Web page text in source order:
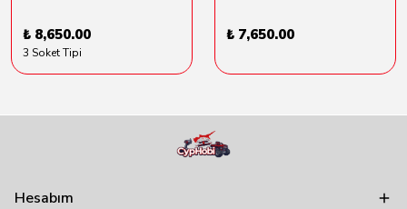
₺ 8,650.00
3 Soket Tipi
₺ 7,650.00
Hesabım